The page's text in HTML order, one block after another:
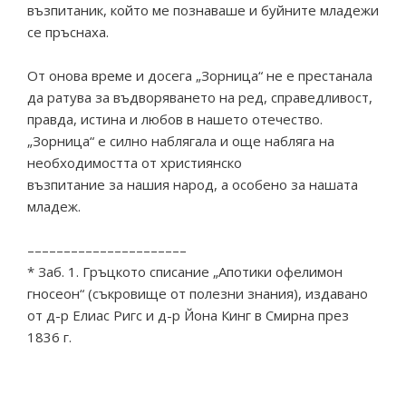
възпитаник, който ме познаваше и буйните младежи
се пръснаха.
От онова време и досега „Зорница“ не е престанала
да ратува за въдворяването на ред, справедливост,
правда, истина и любов в нашето отечество.
„Зорница“ е силно наблягала и още набляга на
необходимостта от християнско
възпитание за нашия народ, а особено за нашата
младеж.
––––––––––––––––––––––
* Заб. 1. Гръцкото списание „Апотики офелимон
гносеон“ (съкровище от полезни знания), издавано
от д-р Елиас Ригс и д-р Йона Кинг в Смирна през
1836 г.